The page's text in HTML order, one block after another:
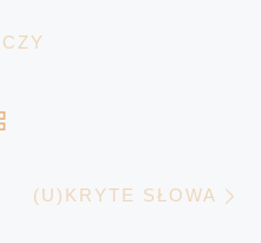
(U)KRYTE SŁOWA